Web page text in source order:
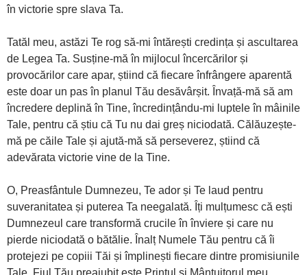
în victorie spre slava Ta.
Tatăl meu, astăzi Te rog să-mi întărești credința și ascultarea
de Legea Ta. Susține-mă în mijlocul încercărilor și
provocărilor care apar, știind că fiecare înfrângere aparentă
este doar un pas în planul Tău desăvârșit. Învață-mă să am
încredere deplină în Tine, încredințându-mi luptele în mâinile
Tale, pentru că știu că Tu nu dai greș niciodată. Călăuzește-
mă pe căile Tale și ajută-mă să perseverez, știind că
adevărata victorie vine de la Tine.
O, Preasfântule Dumnezeu, Te ador și Te laud pentru
suveranitatea și puterea Ta neegalată. Îți mulțumesc că ești
Dumnezeul care transformă crucile în înviere și care nu
pierde niciodată o bătălie. Înalț Numele Tău pentru că îi
protejezi pe copiii Tăi și împlinești fiecare dintre promisiunile